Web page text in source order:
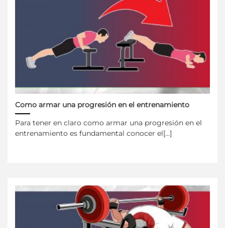
Como armar una progresión en el entrenamiento
Para tener en claro como armar una progresión en el
entrenamiento es fundamental conocer el[...]